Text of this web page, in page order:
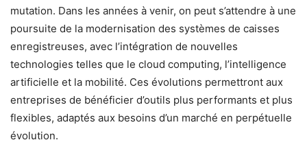
mutation. Dans les années à venir, on peut s’attendre à une
poursuite de la modernisation des systèmes de caisses
enregistreuses, avec l’intégration de nouvelles
technologies telles que le cloud computing, l’intelligence
artificielle et la mobilité. Ces évolutions permettront aux
entreprises de bénéficier d’outils plus performants et plus
flexibles, adaptés aux besoins d’un marché en perpétuelle
évolution.